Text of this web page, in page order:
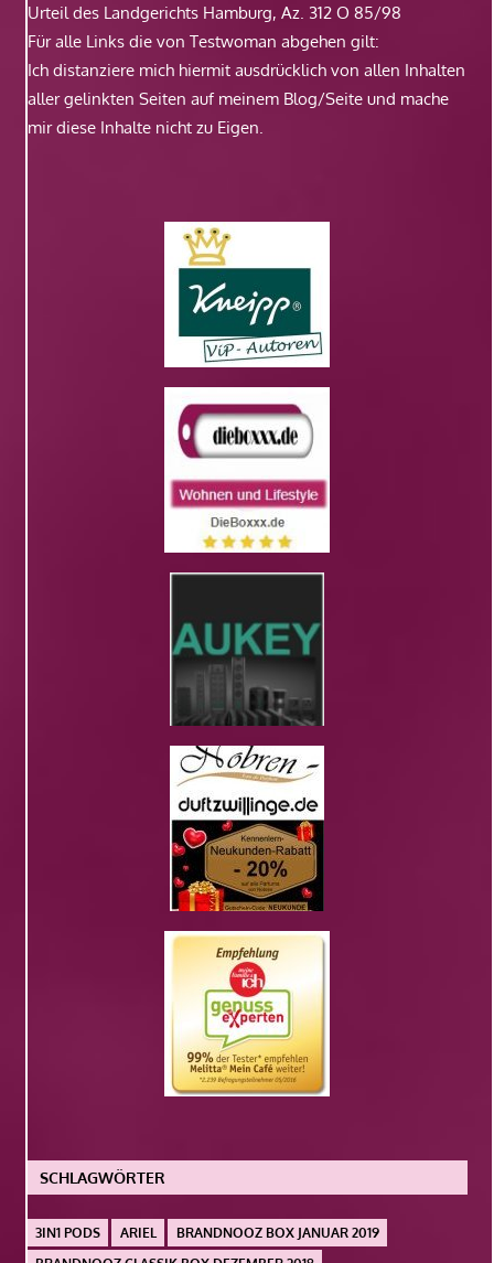
Urteil des Landgerichts Hamburg, Az. 312 O 85/98
Für alle Links die von Testwoman abgehen gilt:
Ich distanziere mich hiermit ausdrücklich von allen Inhalten
aller gelinkten Seiten auf meinem Blog/Seite und mache
mir diese Inhalte nicht zu Eigen.
SCHLAGWÖRTER
3IN1 PODS ARIEL
BRANDNOOZ BOX JANUAR 2019